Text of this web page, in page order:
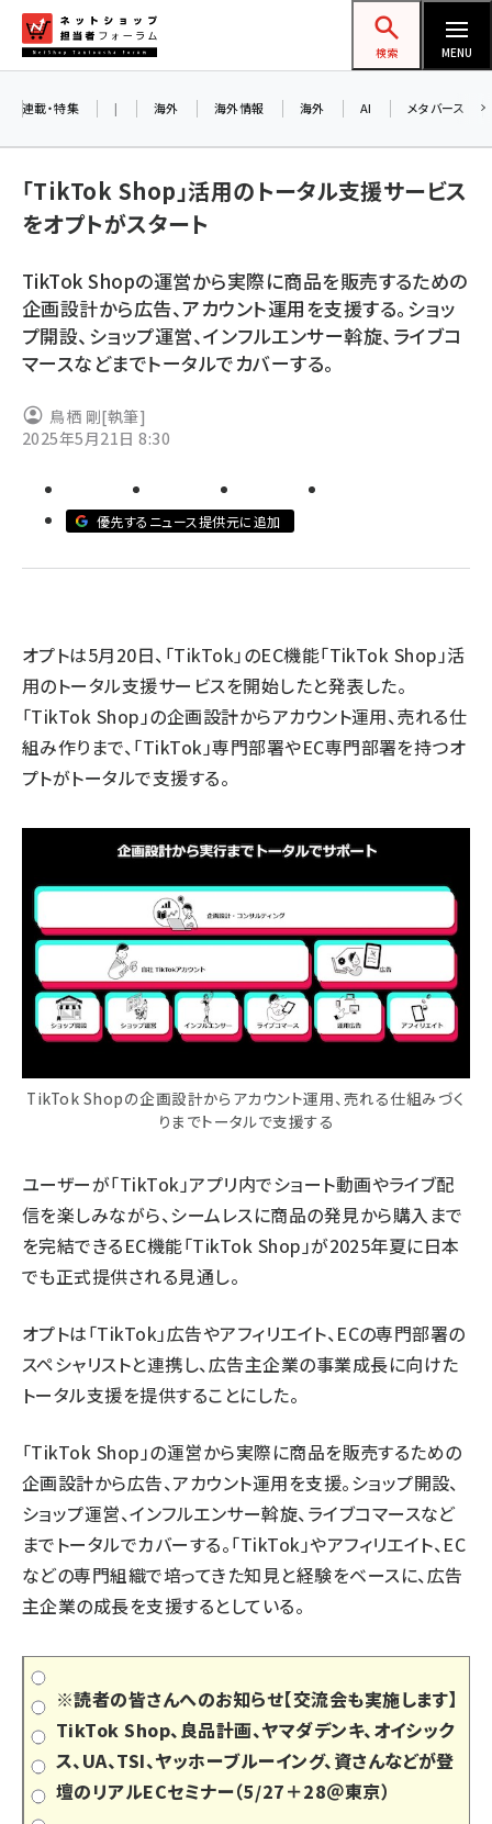
ン
ネットショップ担当者フォーラム
検索 MENU
yahoo (1900)
楽天 (1871)
ecbeing (1207)
アスクル (1118)
base (1071)
ビィ・フォアード (773)
revico (739)
連載・特集 | 海外 海外情報 海外 AI メタバース
「TikTok Shop」活用のトータル支援サービス
をオプトがスタート
TikTok Shopの運営から実際に商品を販売するための
企画設計から広告、アカウント運用を支援する。ショッ
プ開設、ショップ運営、インフルエンサー斡旋、ライブコ
マースなどまでトータルでカバーする。
鳥栖 剛[執筆]
2025年5月21日 8:30
優先するニュース提供元に追加
オプトは5月20日、「TikTok」のEC機能「TikTok Shop」活
用のトータル支援サービスを開始したと発表した。
「TikTok Shop」の企画設計からアカウント運用、売れる仕
組み作りまで、「TikTok」専門部署やEC専門部署を持つオ
プトがトータルで支援する。
TikTok Shopの企画設計からアカウント運用、売れる仕組みづく
りまでトータルで支援する
ユーザーが「TikTok」アプリ内でショート動画やライブ配
信を楽しみながら、シームレスに商品の発見から購入まで
を完結できるEC機能「TikTok Shop」が2025年夏に日本
でも正式提供される見通し。
オプトは「TikTok」広告やアフィリエイト、ECの専門部署の
スペシャリストと連携し、広告主企業の事業成長に向けた
トータル支援を提供することにした。
「TikTok Shop」の運営から実際に商品を販売するための
企画設計から広告、アカウント運用を支援。ショップ開設、
ショップ運営、インフルエンサー斡旋、ライブコマースなど
までトータルでカバーする。「TikTok」やアフィリエイト、EC
などの専門組織で培ってきた知見と経験をベースに、広告
主企業の成長を支援するとしている。
※読者の皆さんへのお知らせ【交流会も実施します】
TikTok Shop、良品計画、ヤマダデンキ、オイシック
ス、UA、TSI、ヤッホーブルーイング、資さんなどが登
壇のリアルECセミナー（5/27＋28＠東京）